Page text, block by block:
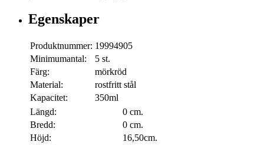
Egenskaper
Produktnummer: 19994905
Minimumantal:
5 st.
Färg:
mörkröd
Material:
rostfritt stål
Kapacitet:
350ml
Längd:
0 cm.
Bredd:
0 cm.
Höjd:
16,50cm.